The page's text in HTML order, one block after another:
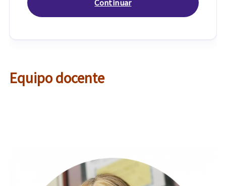
Equipo docente